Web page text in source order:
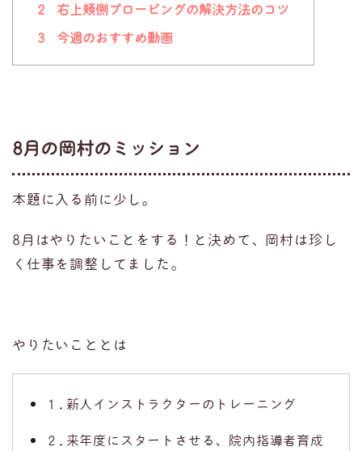
2
右上頬側プロービングの解決方法のコツ
3
今週のおすすめ動画
8月の岡村のミッション
本題に入る前に少し。
8月はやりたいことをする！と決めて、岡村は珍し
く仕事を調整してました。
やりたいこととは
１.新人インストラクターのトレーニング
２.来年度にスタートさせる、院内指導者育成